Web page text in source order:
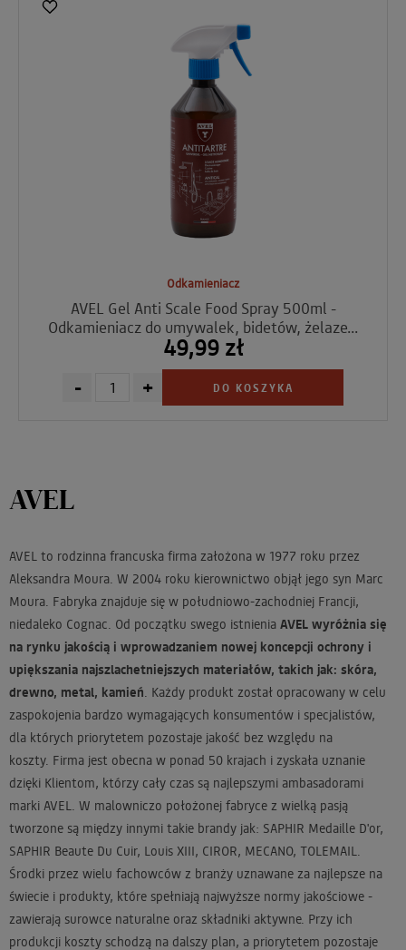
Odkamieniacz
AVEL Gel Anti Scale Food Spray 500ml -
Odkamieniacz do umywalek, bidetów, żelaze...
49,99 zł
- + DO KOSZYKA
AVEL
AVEL to rodzinna francuska firma założona w 1977 roku przez
Aleksandra Moura. W 2004 roku kierownictwo objął jego syn Marc
Moura. Fabryka znajduje się w południowo-zachodniej Francji,
niedaleko Cognac. Od początku swego istnienia AVEL wyróżnia się
na rynku jakością i wprowadzaniem nowej koncepcji ochrony i
upiększania najszlachetniejszych materiałów, takich jak: skóra,
drewno, metal, kamień . Każdy produkt został opracowany w celu
zaspokojenia bardzo wymagających konsumentów i specjalistów,
dla których priorytetem pozostaje jakość bez względu na
koszty. Firma jest obecna w ponad 50 krajach i zyskała uznanie
dzięki Klientom, którzy cały czas są najlepszymi ambasadorami
marki AVEL. W malowniczo położonej fabryce z wielką pasją
tworzone są między innymi takie brandy jak: SAPHIR Medaille D'or,
SAPHIR Beaute Du Cuir, Louis XIII, CIROR, MECANO, TOLEMAIL.
Środki przez wielu fachowców z branży uznawane za najlepsze na
świecie i produkty, które spełniają najwyższe normy jakościowe -
zawierają surowce naturalne oraz składniki aktywne. Przy ich
produkcji koszty schodzą na dalszy plan, a priorytetem pozostaje